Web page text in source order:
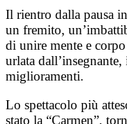
Il rientro dalla pausa
un fremito,
di unire mente e
urlata
miglioramenti.
Lo spettacolo più
stato la “Carmen”,